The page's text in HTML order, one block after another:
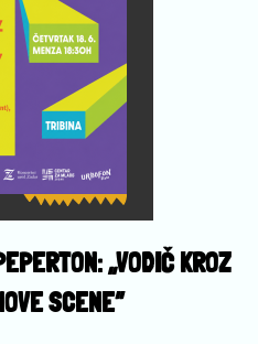
„VODIČ KROZ
SCENE”